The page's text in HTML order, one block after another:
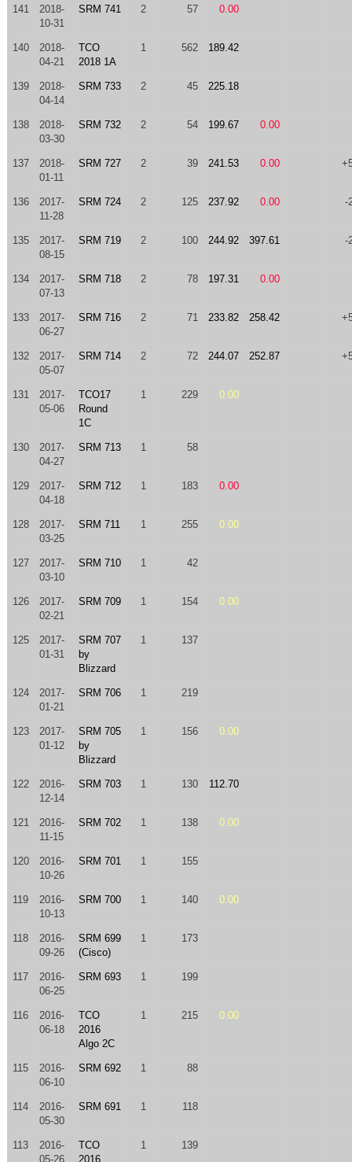
141
2018-
10-31
SRM 741 2 57 0.00
140
2018-
04-21
TCO
2018 1A
1 562 189.42
139
2018-
04-14
SRM 733 2 45 225.18
138
2018-
03-30
SRM 732 2 54 199.67 0.00
137
2018-
01-11
SRM 727 2 39 241.53 0.00
136
2017-
11-28
SRM 724 2 125 237.92 0.00 -
135
2017-
08-15
SRM 719 2 100 244.92 397.61 -
134
2017-
07-13
SRM 718 2 78 197.31 0.00
133
2017-
06-27
SRM 716 2 71 233.82 258.42
132
2017-
05-07
SRM 714 2 72 244.07 252.87
131
2017-
05-06
TCO17
Round
1C
1 229 0.00
130
2017-
04-27
SRM 713 1 58
129
2017-
04-18
SRM 712 1 183 0.00
128
2017-
03-25
SRM 711 1 255 0.00
127
2017-
03-10
SRM 710 1 42
126
2017-
02-21
SRM 709 1 154 0.00
125
2017-
01-31
SRM 707
by
Blizzard
1 137
124
2017-
01-21
SRM 706 1 219
123
2017-
01-12
SRM 705
by
Blizzard
1 156 0.00
122
2016-
12-14
SRM 703 1 130 112.70
121
2016-
11-15
SRM 702 1 138 0.00
120
2016-
10-26
SRM 701 1 155
119
2016-
10-13
SRM 700 1 140 0.00
118
2016-
09-26
SRM 699
(Cisco)
1 173
117
2016-
06-25
SRM 693 1 199
116
2016-
06-18
TCO
2016
Algo 2C
1 215 0.00
115
2016-
06-10
SRM 692 1 88
114
2016-
05-30
SRM 691 1 118
113
2016-
05-26
TCO
2016
1 139